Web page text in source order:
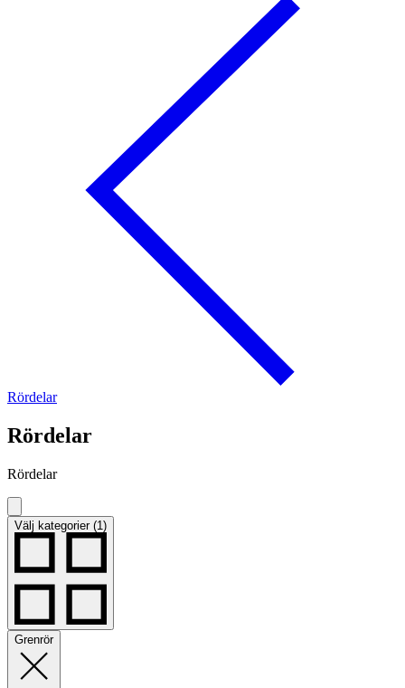
Rördelar
Rördelar
Rördelar
Välj kategorier (1)
Grenrör